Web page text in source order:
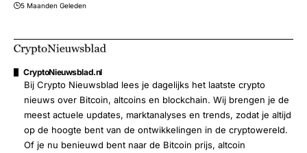
5 Maanden Geleden
CryptoNieuwsblad.nl
Bij Crypto Nieuwsblad lees je dagelijks het laatste crypto
nieuws over Bitcoin, altcoins en blockchain. Wij brengen je de
meest actuele updates, marktanalyses en trends, zodat je altijd
op de hoogte bent van de ontwikkelingen in de cryptowereld.
Of je nu benieuwd bent naar de Bitcoin prijs, altcoin